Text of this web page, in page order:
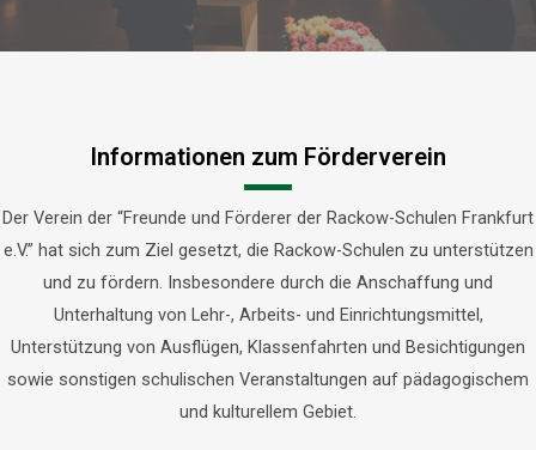
Informationen zum Förderverein
Der Verein der “Freunde und Förderer der Rackow-Schulen Frankfurt
e.V.” hat sich zum Ziel gesetzt, die Rackow-Schulen zu unterstützen
und zu fördern. Insbesondere durch die Anschaffung und
Unterhaltung von Lehr-, Arbeits- und Einrichtungsmittel,
Unterstützung von Ausflügen, Klassenfahrten und Besichtigungen
sowie sonstigen schulischen Veranstaltungen auf pädagogischem
und kulturellem Gebiet.